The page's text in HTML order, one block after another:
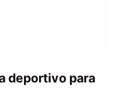
deportivo para